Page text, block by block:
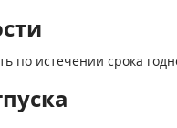
по истечении срока